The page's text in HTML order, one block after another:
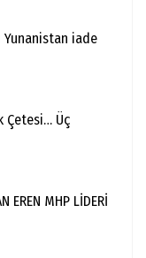
Yunanistan iade
Çetesi… Üç
EREN MHP LİDERİ